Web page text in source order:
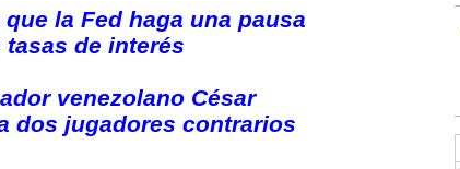
la Fed haga una pausa
de interés
venezolano César
dos jugadores contrarios